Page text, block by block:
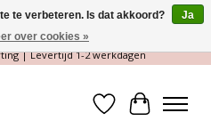
Spirituele winkel | Gratis verzending >
| Levertijd 1-2 werkdagen
Verlanglijst
te verbeteren. Is dat akkoord?
Ja
over cookies »